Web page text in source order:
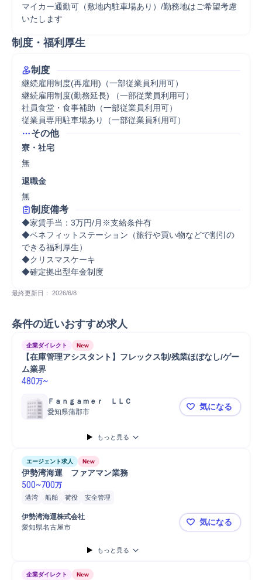
マイカー通勤可（敷地内駐車場あり）/勤務地はご希望考慮
いたします
制度・福利厚生
制度
継続雇用制度(再雇用)（一部従業員利用可）
継続雇用制度(勤務延長) （一部従業員利用可）
社員食堂・食事補助（一部従業員利用可）
従業員専用駐車場あり（一部従業員利用可）
その他
寮・社宅
無
退職金
無
制度備考
◆家賃手当：3万円/月※支給条件有
◆ベネフィットステーション（旅行や買い物などで割引の
できる福利厚生）
◆クリスマスケーキ
◆確定拠出型年金制度
最終更新日： 2026/6/8
条件の近いおすすめ求人
企業ダイレクト New
【在庫管理アシスタント】フレックス制/残業ほぼなし/ゲー
ム業界
480万~
Ｆａｎｇａｍｅｒ　ＬＬＣ
愛知県蒲郡市
【在庫管理
気になる
もっと見る
エージェント求人 New
伊勢湾海運　ファアマン業務
500~700万
港湾 船舶 荷役 安全管理
伊勢湾海運株式会社
愛知県名古屋市
伊勢湾海運
気になる
もっと見る
企業ダイレクト New